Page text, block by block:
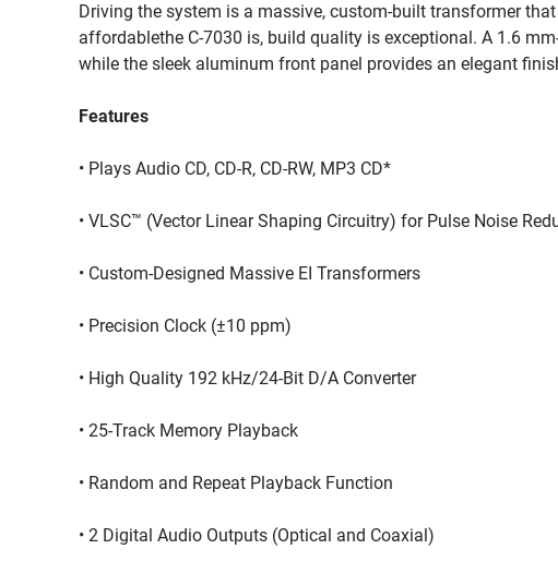
Driving the system is a massive, custom-built transformer
affordablethe C-7030 is, build quality is exceptional. A 1.6
while the sleek aluminum front panel provides an elegant
Features
• Plays Audio CD, CD-R, CD-RW, MP3 CD*
• VLSC™ (Vector Linear Shaping Circuitry) for Pulse Noise
• Custom-Designed Massive EI Transformers
• Precision Clock (±10 ppm)
• High Quality 192 kHz/24-Bit D/A Converter
• 25-Track Memory Playback
• Random and Repeat Playback Function
• 2 Digital Audio Outputs (Optical and Coaxial)